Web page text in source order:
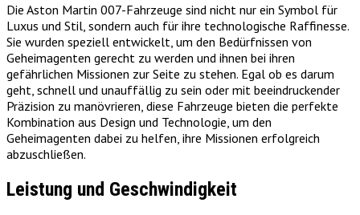
Die Aston Martin 007-Fahrzeuge sind nicht nur ein Symbol für
Luxus und Stil, sondern auch für ihre technologische Raffinesse.
Sie wurden speziell entwickelt, um den Bedürfnissen von
Geheimagenten gerecht zu werden und ihnen bei ihren
gefährlichen Missionen zur Seite zu stehen. Egal ob es darum
geht, schnell und unauffällig zu sein oder mit beeindruckender
Präzision zu manövrieren, diese Fahrzeuge bieten die perfekte
Kombination aus Design und Technologie, um den
Geheimagenten dabei zu helfen, ihre Missionen erfolgreich
abzuschließen.
Leistung und Geschwindigkeit